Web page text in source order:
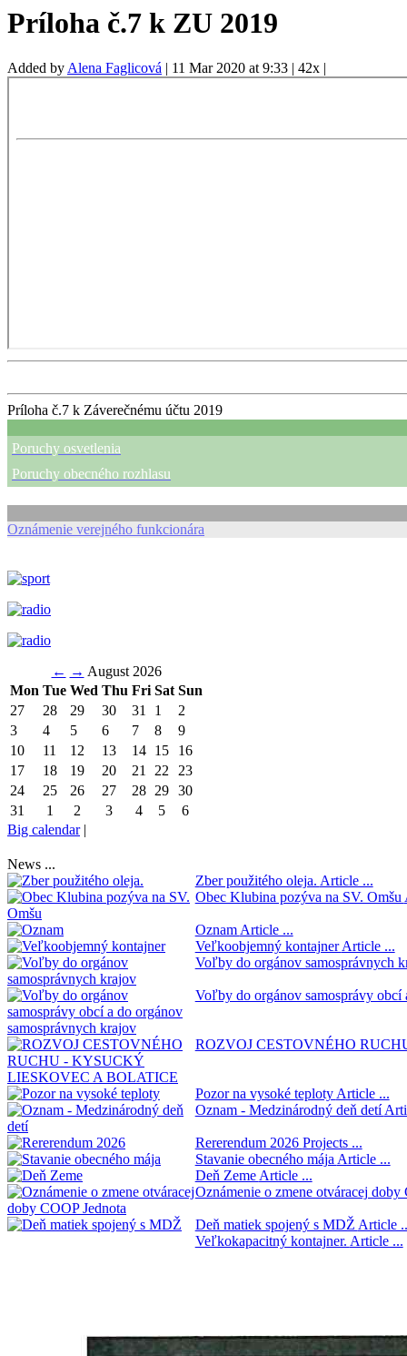
Príloha č.7 k ZU 2019
Added by Alena Faglicová | 11 Mar 2020 at 9:33 | 42x |
Príloha č.7 k Záverečnému účtu 2019
Poruchy osvetlenia
Poruchy obecného rozhlasu
Oznámenie verejného funkcionára
← → August 2026
Mon Tue Wed Thu Fri Sat Sun
27
28 29 30 31 1
2
3
4 5 6 7 8
9
10
11 12 13 14 15
16
17
18 19 20 21 22
23
24
25 26 27 28 29 30
31
1 2 3 4 5
6
Big calendar|
News ...
Zber použitého oleja. Article ...
Obec Klubina pozýva na SV. Omšu
Oznam Article ...
Veľkoobjemný kontajnerArticle ...
Voľby do orgánov samosprávnych
Voľby do orgánov samosprávy
ROZVOJ CESTOVNÉHO
Pozor na vysoké teploty Article ...
Oznam - Medzinárodný deň detí
Rererendum 2026 Projects ...
Stavanie obecného mája Article ...
Deň Zeme Article ...
Oznámenie o zmene otváracej doby
Deň matiek spojený s MDŽ Article
Veľkokapacitný kontajner. Article ...